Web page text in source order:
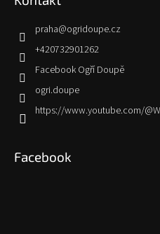
praha@ogridoupe.cz
+420732901262
Facebook Ogří Doupě
ogri.doupe
https://www.youtube.com/
Facebook